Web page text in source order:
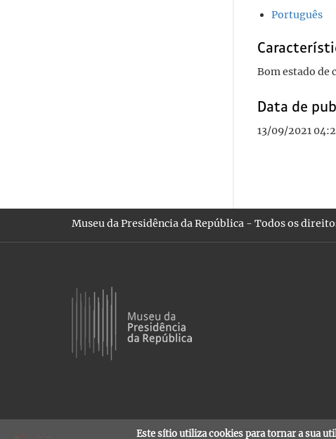
Português
Bom estado de
Data de
13/09/2021
Museu da Presidência da República - Todos os
Este sítio utiliza cookies para tornar a sua